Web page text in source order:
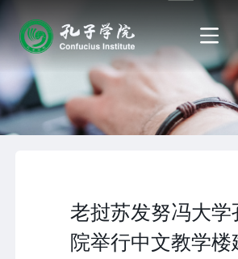
老挝苏发努冯大学
院举行中文教学楼